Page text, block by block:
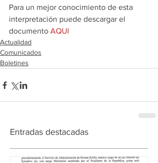
Para un mejor conocimiento de esta
interpretación puede descargar el
documento AQUI
Actualidad
Comunicados
Boletines
Entradas destacadas